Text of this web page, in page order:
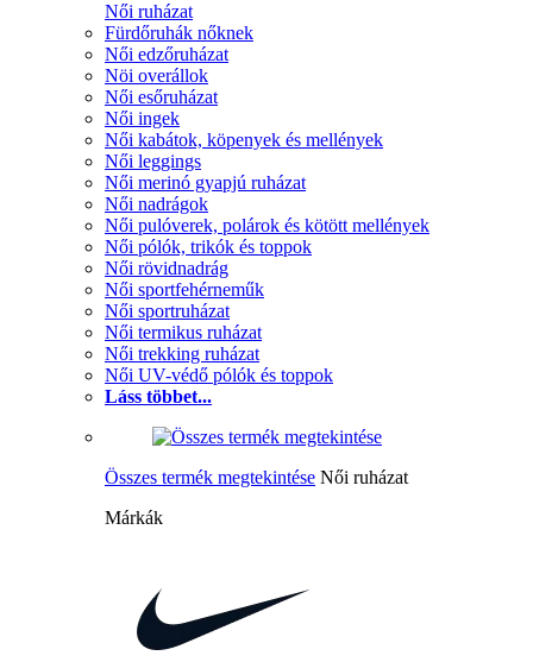
Női ruházat
Fürdőruhák nőknek
Női edzőruházat
Nöi overállok
Női esőruházat
Női ingek
Női kabátok, köpenyek és mellények
Női leggings
Női merinó gyapjú ruházat
Női nadrágok
Női pulóverek, polárok és kötött mellények
Női pólók, trikók és toppok
Női rövidnadrág
Női sportfehérneműk
Női sportruházat
Női termikus ruházat
Női trekking ruházat
Női UV-védő pólók és toppok
Láss többet...
Összes termék megtekintése Női ruházat
Márkák